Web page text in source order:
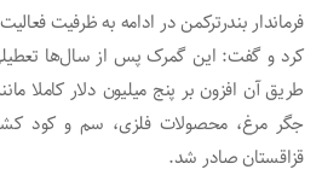
فرماندار بندرترکمن در ادامه به ظرفیت
کرد و گفت: این گمرک پس از سال‌ها
طریق آن افزون بر پنج میلیون دلار کاملا
جگر مرغ، محصولات فلزی، سم و کود
قزاقستان صادر شد.